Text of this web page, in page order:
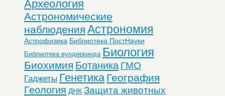
Археология
Астрономические
наблюдения Астрономия
Астрофизика Библиотека ПостНауки
Библиотека вундеркинда Биология
Биохимия Ботаника ГМО
Гаджеты Генетика География
Геология ДНК Защита животных